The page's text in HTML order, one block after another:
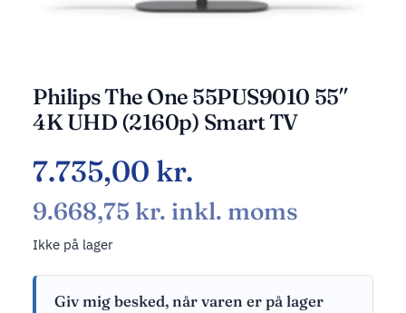
Philips The One 55PUS9010 55″
4K UHD (2160p) Smart TV
7.735,00 kr.
9.668,75 kr. inkl. moms
Ikke på lager
Giv mig besked, når varen er på lager